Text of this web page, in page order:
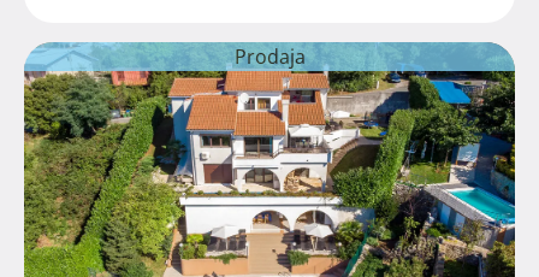
Prodaja